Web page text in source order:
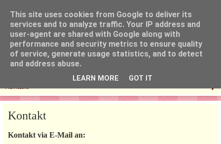
▼
Kontakt
Kontakt via E-Mail an:
This site uses cookies from Google to deliver its
services and to analyze traffic. Your IP address and
user-agent are shared with Google along with
performance and security metrics to ensure quality
of service, generate usage statistics, and to detect
and address abuse.
LEARN MORE GOT IT